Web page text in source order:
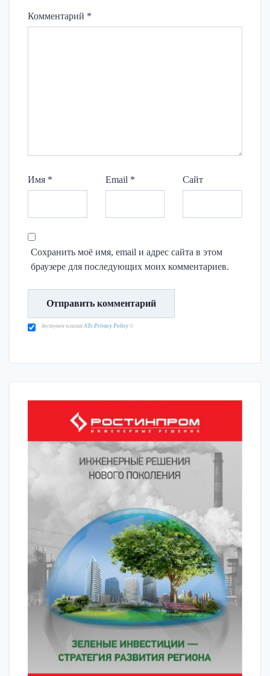
Комментарий *
Имя * Email * Сайт
Сохранить моё имя, email и адрес сайта в этом
браузере для последующих моих комментариев.
доступен плагин ATs Privacy Policy ©